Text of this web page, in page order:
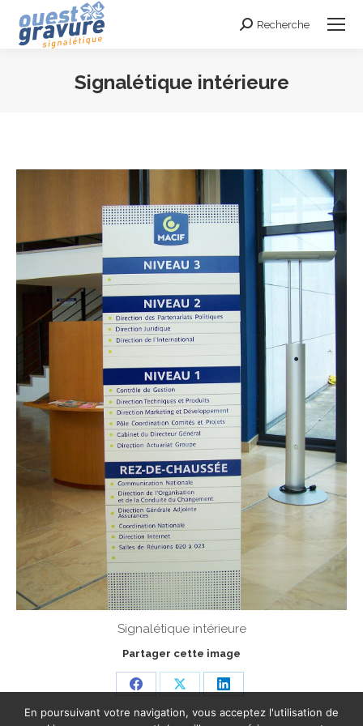
Search:
Recherche
Signalétique intérieure
Signalétique intérieure
Partager cette image
Share
on
Share
on
Share
on
En poursuivant votre navigation, vous acceptez l'utilisation de